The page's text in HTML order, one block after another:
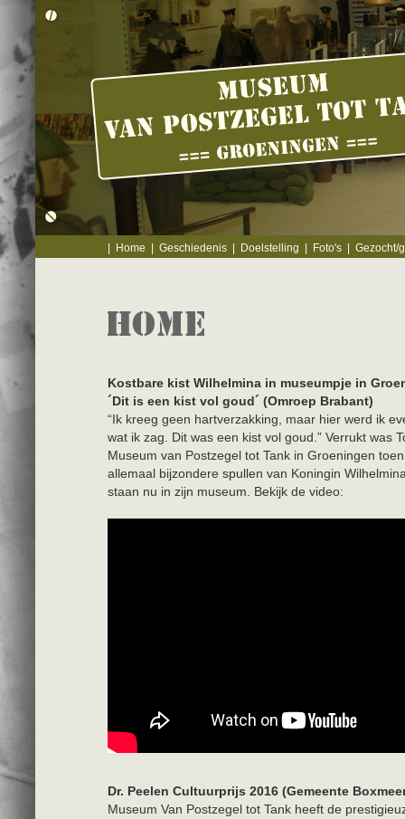
Home Geschiedenis Doelstelling Foto's Gezocht/
Kostbare kist Wilhelmina in museumpje in
´Dit is een kist vol goud´ (Omroep Brabant)
“Ik kreeg geen hartverzakking, maar hier werd ik
wat ik zag. Dit was een kist vol goud.” Verrukt was
Museum van Postzegel tot Tank in Groeningen
allemaal bijzondere spullen van Koningin
staan nu in zijn museum. Bekijk de video:
Dr. Peelen Cultuurprijs 2016 (Gemeente
Museum Van Postzegel tot Tank heeft de